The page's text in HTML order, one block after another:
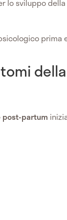
lo sviluppo della
prima
post-partum